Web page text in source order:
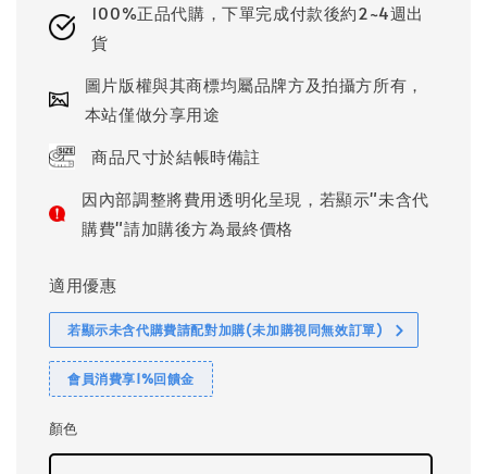
100%正品代購，下單完成付款後約2~4週出
貨
圖片版權與其商標均屬品牌方及拍攝方所有，
本站僅做分享用途
商品尺寸於結帳時備註
因內部調整將費用透明化呈現，若顯示"未含代
購費"請加購後方為最終價格
適用優惠
若顯示未含代購費請配對加購(未加購視同無效訂單)
會員消費享1%回饋金
顏色